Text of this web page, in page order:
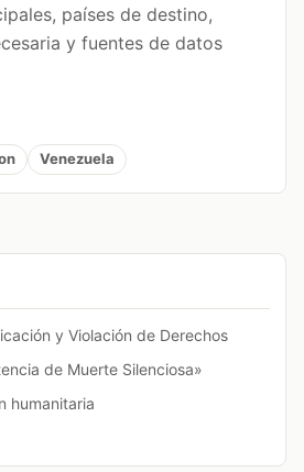
y Violación de Derechos
de Muerte Silenciosa»
humanitaria
países de destino,
y fuentes de datos
Venezuela